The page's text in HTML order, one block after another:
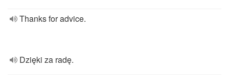
Thanks for advice.
Dzięki za radę.